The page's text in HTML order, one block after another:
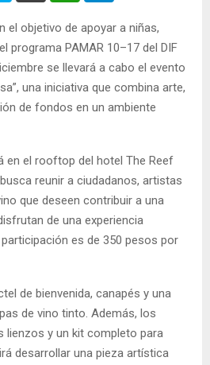
el objetivo de apoyar a niñas,
programa PAMAR 10–17 del DIF
se llevará a cabo el evento
una iniciativa que combina arte,
de fondos en un ambiente
en el rooftop del hotel The Reef
reunir a ciudadanos, artistas
que deseen contribuir a una
de una experiencia
es de 350 pesos por
de bienvenida, canapés y una
de vino tinto. Además, los
lienzos y un kit completo para
desarrollar una pieza artística